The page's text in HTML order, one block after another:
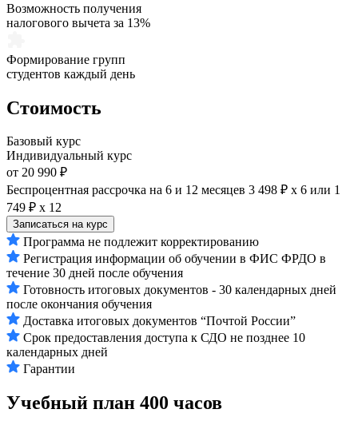
Возможность получения
налогового вычета за 13%
Формирование групп
студентов каждый день
Стоимость
Базовый курс
Индивидуальный курс
от 20 990 ₽
Беспроцентная рассрочка на 6 и 12 месяцев 3 498 ₽ х 6 или 1
749 ₽ х 12
Записаться на курс
Программа не подлежит корректированию
Регистрация информации об обучении в ФИС ФРДО в
течение 30 дней после обучения
Готовность итоговых документов - 30 календарных дней
после окончания обучения
Доставка итоговых документов “Почтой России”
Срок предоставления доступа к СДО не позднее 10
календарных дней
Гарантии
Учебный план 400 часов